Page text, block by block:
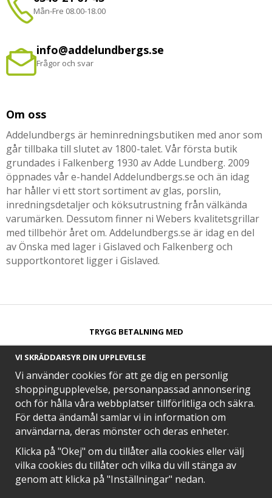
Mån-Fre 08.00-18.00
info@addelundbergs.se
Frågor och svar
Om oss
Addelundbergs är heminredningsbutiken med anor som
går tillbaka till slutet av 1800-talet. Vår första butik
grundades i Falkenberg 1930 av Adde Lundberg. 2009
öppnades vår e-handel Addelundbergs.se och än idag
har håller vi ett stort sortiment av glas, porslin,
inredningsdetaljer och köksutrustning från välkända
varumärken. Dessutom finner ni Webers kvalitetsgrillar
med tillbehör året om. Addelundbergs.se är idag en del
av Önska med lager i Gislaved och Falkenberg och
supportkontoret ligger i Gislaved.
TRYGG BETALNING MED​
SNABB LEVERANS MED
EN DEL AV
VI SKRÄDDARSYR DIN UPPLEVELSE
Vi använder cookies för att ge dig en personlig
shoppingupplevelse, personanpassad annonsering
och för hålla våra webbplatser tillförlitliga och säkra.
För detta ändamål samlar vi in information om
användarna, deras mönster och deras enheter.
Klicka på "Okej" om du tillåter alla cookies eller välj
vilka cookies du tillåter och vilka du vill stänga av
genom att klicka på "Inställningar" nedan.